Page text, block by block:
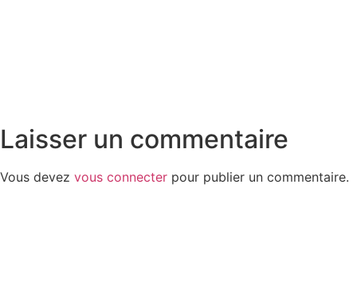
Laisser un commentaire
Vous devez vous connecter pour publier un commentaire.